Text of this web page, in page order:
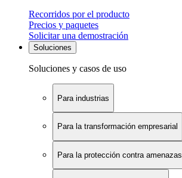
Recorridos por el producto
Precios y paquetes
Solicitar una demostración
Soluciones
Soluciones y casos de uso
Para industrias
Para la transformación empresarial
Para la protección contra amenazas